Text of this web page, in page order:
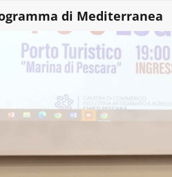
di Mediterranea